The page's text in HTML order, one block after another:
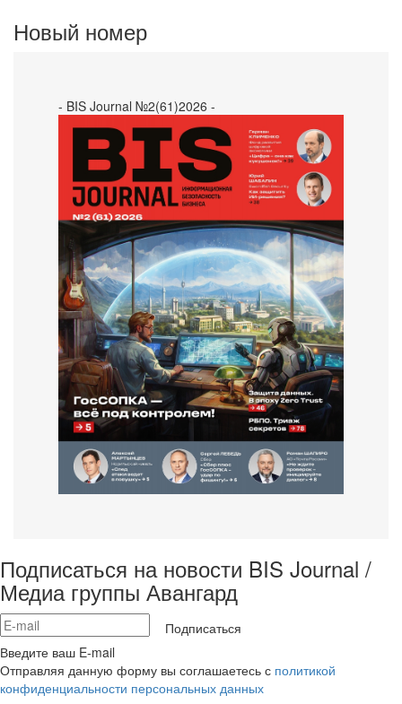
Новый номер
- BIS Journal №2(61)2026 -
Подписаться на новости BIS Journal /
Медиа группы Авангард
Подписаться
Введите ваш E-mail
Отправляя данную форму вы соглашаетесь с политикой
конфиденциальности персональных данных